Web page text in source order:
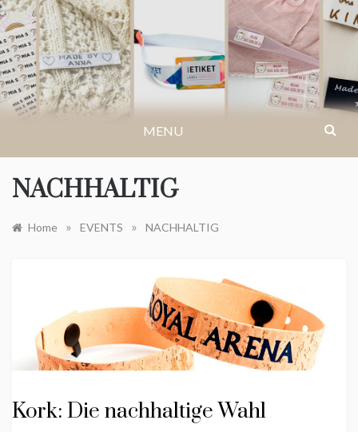
Skip
to
content
IKASTETIKETT.AT
MENU
NACHHALTIG
Home » EVENTS » NACHHALTIG
Kork: Die nachhaltige Wahl